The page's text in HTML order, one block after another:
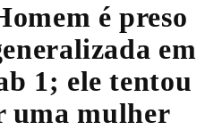
é preso
em
1; ele tentou
uma mulher